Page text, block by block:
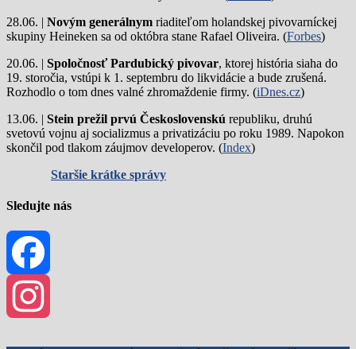
28.06. | Novým generálnym riaditeľom holandskej pivovarníckej
skupiny Heineken sa od októbra stane Rafael Oliveira. (Forbes)
20.06. | Spoločnosť Pardubický pivovar, ktorej história siaha do
19. storočia, vstúpi k 1. septembru do likvidácie a bude zrušená.
Rozhodlo o tom dnes valné zhromaždenie firmy. (iDnes.cz)
13.06. | Stein prežil prvú Československú republiku, druhú
svetovú vojnu aj socializmus a privatizáciu po roku 1989. Napokon
skončil pod tlakom záujmov developerov. (Index)
Staršie krátke správy
Sledujte nás
Facebook